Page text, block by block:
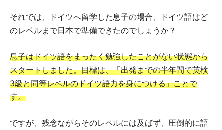
それでは、ドイツへ留学した息子の場合、ドイツ語はど
のレベルまで日本で準備できたのでしょうか？
息子はドイツ語をまったく勉強したことがない状態から
スタートしました。目標は、「出発までの半年間で英検
3級と同等レベルのドイツ語力を身につける」ことで
す。
ですが、残念ながらそのレベルには及ばず、圧倒的に語